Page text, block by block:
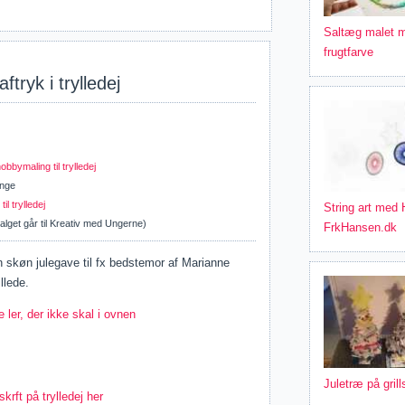
i trylledej
til trylledej
trylledej
går til Kreativ med Ungerne)
julegave til fx bedstemor af Marianne
ler, der ikke skal i ovnen
på trylledej her
Saltæg malet
frugtfarve
String art med
FrkHansen.dk
Juletræ på